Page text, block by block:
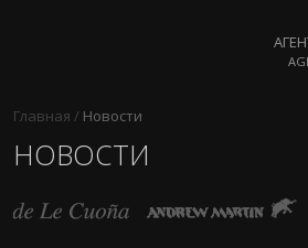
Главная / Новости
НОВОСТИ